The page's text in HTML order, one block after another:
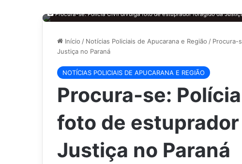
Procura-se: Polícia Civil divulga foto de estuprador foragido da
Início / Notícias Policiais de Apucarana e Região / Procura-
Justiça no Paraná
NOTÍCIAS POLICIAIS DE APUCARANA E REGIÃO
Procura-se:
foto de
Justiça no Paraná